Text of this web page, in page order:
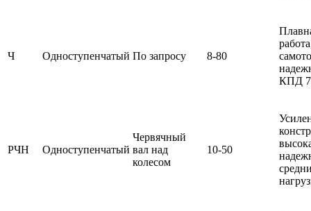
Ч Одноступенчатый По запросу 8-80
КПД
РЧН Одноступенчатый
Червячный
вал над
колесом
10-50